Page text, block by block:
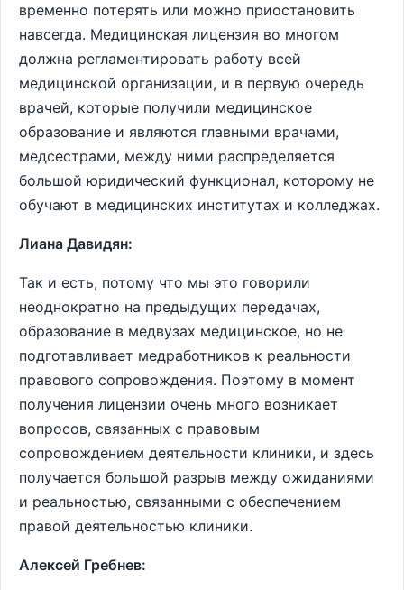
временно потерять или можно приостановить
навсегда. Медицинская лицензия во многом
должна регламентировать работу всей
медицинской организации, и в первую очередь
врачей, которые получили медицинское
образование и являются главными врачами,
медсестрами, между ними распределяется
большой юридический функционал, которому не
обучают в медицинских институтах и колледжах.
Лиана Давидян:
Так и есть, потому что мы это говорили
неоднократно на предыдущих передачах,
образование в медвузах медицинское, но не
подготавливает медработников к реальности
правового сопровождения. Поэтому в момент
получения лицензии очень много возникает
вопросов, связанных с правовым
сопровождением деятельности клиники, и здесь
получается большой разрыв между ожиданиями
и реальностью, связанными с обеспечением
правой деятельностью клиники.
Алексей Гребнев: